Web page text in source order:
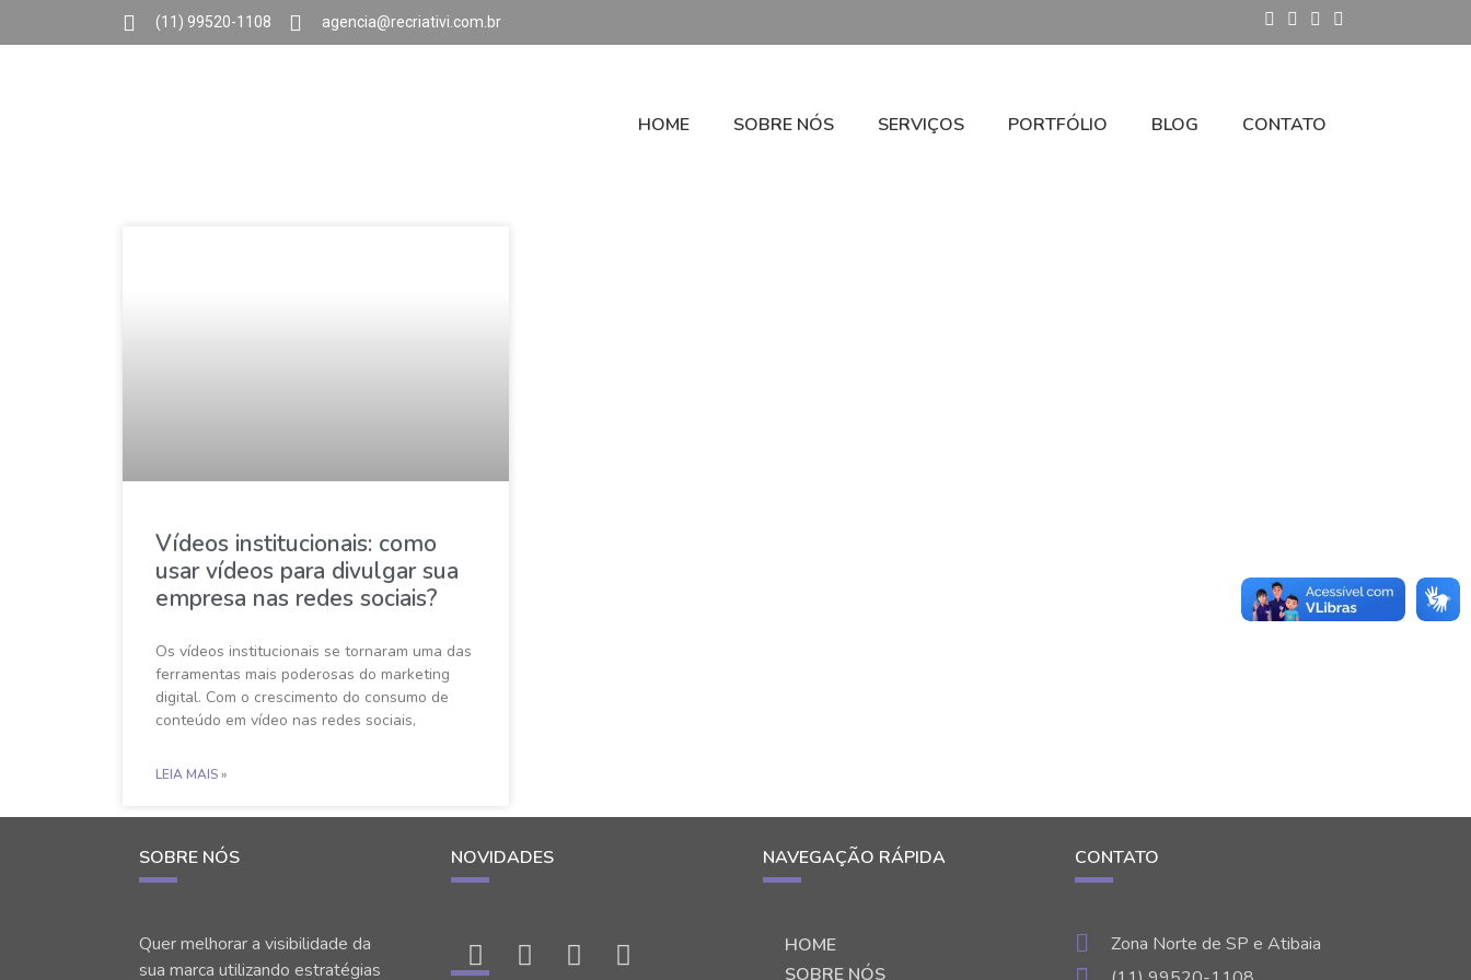
(11) 99520-1108 agencia@recriativi.com.br
HOME SOBRE NÓS SERVIÇOS PORTFÓLIO BLOG CONTATO
Vídeos institucionais: como
usar vídeos para divulgar sua
empresa nas redes sociais?
Os vídeos institucionais se tornaram uma das
ferramentas mais poderosas do marketing
digital. Com o crescimento do consumo de
conteúdo em vídeo nas redes sociais,
LEIA MAIS »
SOBRE NÓS
Quer melhorar a visibilidade da
sua marca utilizando estratégias
NOVIDADES NAVEGAÇÃO RÁPIDA
HOME
SOBRE NÓS
CONTATO
Zona Norte de SP e Atibaia